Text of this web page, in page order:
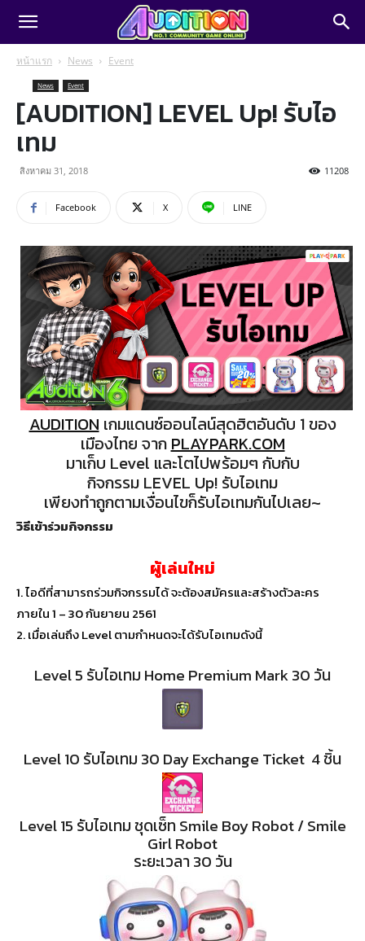
หน้าแรก News Event
News Event
[AUDITION] LEVEL Up! รับไอ
เทม
สิงหาคม 31, 2018 11208
Facebook X LINE
AUDITION เกมแดนซ์ออนไลน์สุดฮิตอันดับ 1 ของ
เมืองไทย จาก PLAYPARK.COM
มาเก็บ Level และโตไปพร้อมๆ กับกับ
กิจกรรม LEVEL Up! รับไอเทม
เพียงทำถูกตามเงื่อนไขก็รับไอเทมกันไปเลย~
วิธีเข้าร่วมกิจกรรม
ผู้เล่นใหม่
1. ไอดีที่สามารถร่วมกิจกรรมได้ จะต้องสมัครและสร้างตัวละคร
ภายใน 1 – 30 กันยายน 2561
2. เมื่อเล่นถึง Level ตามกำหนดจะได้รับไอเทมดังนี้
Level 5 รับไอเทม Home Premium Mark 30 วัน
Level 10 รับไอเทม 30 Day Exchange Ticket 4 ชิ้น
Level 15 รับไอเทม ชุดเซ็ท Smile Boy Robot / Smile
Girl Robot
ระยะเวลา 30 วัน